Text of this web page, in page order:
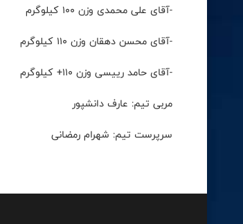
-آقای علی محمدی وزن ۱۰۰ کیلوگرم
-آقای محسن دهقان وزن ۱۱۰ کیلوگرم
-آقای حامد رییسی وزن ۱۱۰+ کیلوگرم
مربی تیم: عارف دانشپور
سرپرست تیم: شهرام رمضانی